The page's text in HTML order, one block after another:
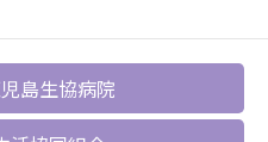
島生協病院